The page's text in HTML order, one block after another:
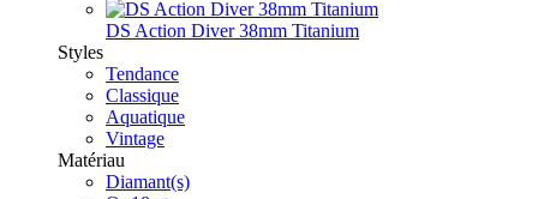
DS Action Diver 38mm Titanium
Styles
Tendance
Classique
Aquatique
Vintage
Matériau
Diamant(s)